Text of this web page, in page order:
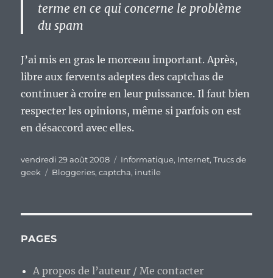
terme en ce qui concerne le problème
du spam
J’ai mis en gras le morceau important. Après,
libre aux fervents adeptes des captchas de
continuer à croire en leur puissance. Il faut bien
respecter les opinions, même si parfois on est
en désaccord avec elles.
Publié
le
vendredi 29 août 2008 Catégories
Informatique, Internet,Trucs de
geek
Étiquettes
Bloggeries,captcha, inutile
PAGES
A propos de l’auteur / Me contacter